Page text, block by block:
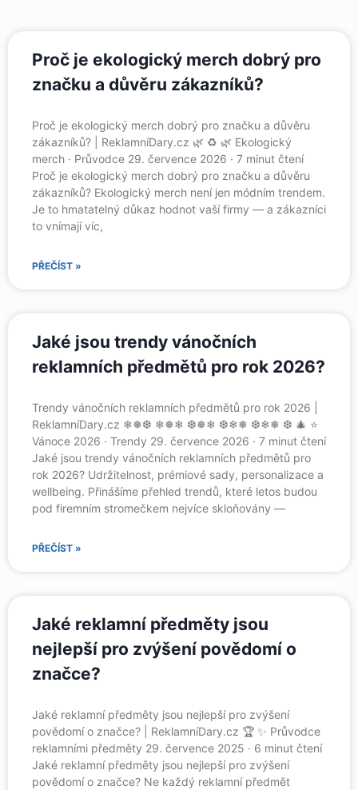
Proč je ekologický merch dobrý pro
značku a důvěru zákazníků?
Proč je ekologický merch dobrý pro značku a důvěru
zákazníků? | ReklamníDary.cz 🌿 ♻️ 🌿 Ekologický
merch · Průvodce 29. července 2026 · 7 minut čtení
Proč je ekologický merch dobrý pro značku a důvěru
zákazníků? Ekologický merch není jen módním trendem.
Je to hmatatelný důkaz hodnot vaší firmy — a zákazníci
to vnímají víc,
PŘEČÍST »
Jaké jsou trendy vánočních
reklamních předmětů pro rok 2026?
Trendy vánočních reklamních předmětů pro rok 2026 |
ReklamníDary.cz ❄❅❆ ❄❅❄ ❆❅❄ ❆❄❅ ❆❄❅ ❆ 🎄 ⭐
Vánoce 2026 · Trendy 29. července 2026 · 7 minut čtení
Jaké jsou trendy vánočních reklamních předmětů pro
rok 2026? Udržitelnost, prémiové sady, personalizace a
wellbeing. Přinášíme přehled trendů, které letos budou
pod firemním stromečkem nejvíce skloňovány —
PŘEČÍST »
Jaké reklamní předměty jsou
nejlepší pro zvýšení povědomí o
značce?
Jaké reklamní předměty jsou nejlepší pro zvýšení
povědomí o značce? | ReklamníDary.cz 🏆 ✨ Průvodce
reklamními předměty 29. července 2025 · 6 minut čtení
Jaké reklamní předměty jsou nejlepší pro zvýšení
povědomí o značce? Ne každý reklamní předmět